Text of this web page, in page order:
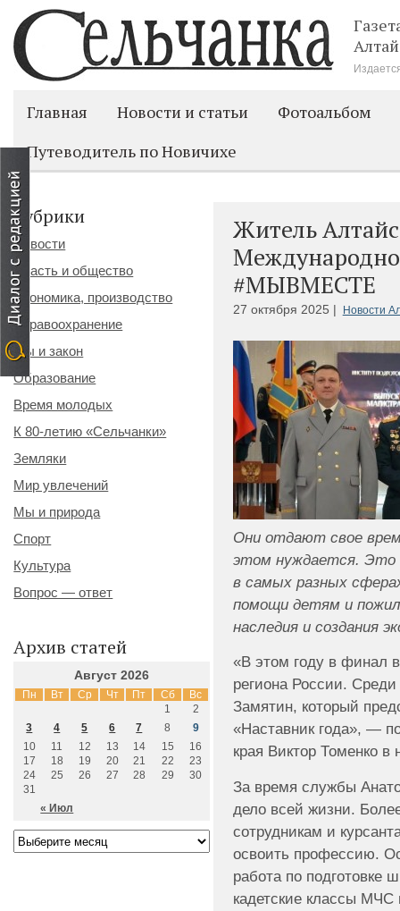
Главная Новости и статьи
Фотоальбом
Путеводитель по Новичихе
Житель
#МЫВМЕСТЕ
27 октября 2025 | Новости
Они отдают свое
этом нуждается.
в самых разных
помощи детям и
наследия и создания
«В этом году в финал
региона России.
Замятин, который
«Наставник года», —
края Виктор Томенко
За время службы
дело всей жизни.
сотрудникам и
освоить профессию.
работа по подготовке
кадетские классы
Рубрики
Новости
Власть и общество
Экономика, производство
Здравоохранение
Мы и закон
Образование
Время молодых
К 80-летию «Сельчанки»
Земляки
Мир увлечений
Мы и природа
Спорт
Культура
Вопрос — ответ
Архив статей
Август 2026
Пн Вт Ср Чт Пт Сб Вс
« Июл
1
2
3
4 5 6 7 8
9
10
11 12 13 14 15
16
17
18 19 20 21 22
23
24
25 26 27 28 29
30
31